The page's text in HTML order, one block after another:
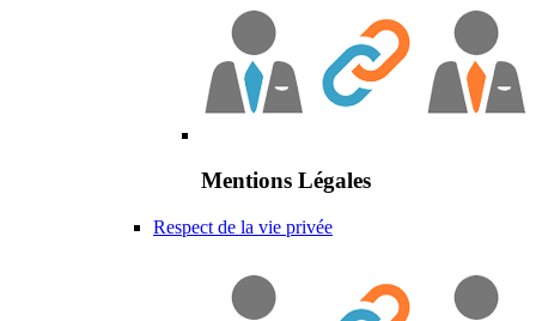
Mentions Légales
Respect de la vie privée